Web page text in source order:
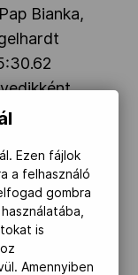
Bianka,
mell
Jennie
Ezen fájlok
a felhasználó
gombra
is
Amennyiben